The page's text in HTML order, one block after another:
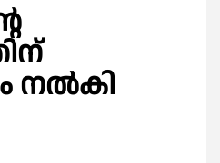
നല്‍കി